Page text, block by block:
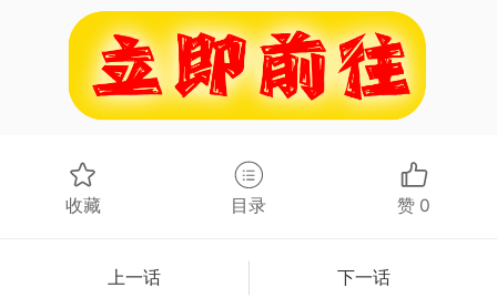
收藏 目录 赞 0
上一话 下一话